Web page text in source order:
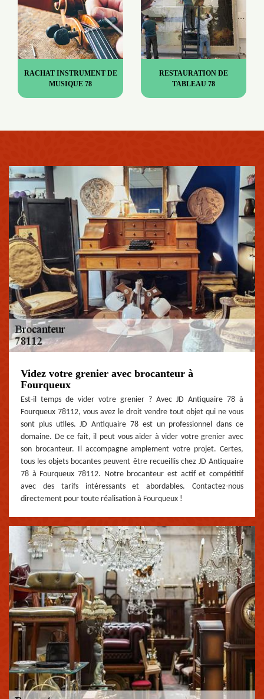
RACHAT INSTRUMENT DE
MUSIQUE 78
RESTAURATION DE
TABLEAU 78
Videz votre grenier avec brocanteur à
Fourqueux
Est-il temps de vider votre grenier ? Avec JD Antiquaire 78 à
Fourqueux 78112, vous avez le droit vendre tout objet qui ne vous
sont plus utiles. JD Antiquaire 78 est un professionnel dans ce
domaine. De ce fait, il peut vous aider à vider votre grenier avec
son brocanteur. Il accompagne amplement votre projet. Certes,
tous les objets bocantes peuvent être recueillis chez JD Antiquaire
78 à Fourqueux 78112. Notre brocanteur est actif et compétitif
avec des tarifs intéressants et abordables. Contactez-nous
directement pour toute réalisation à Fourqueux !